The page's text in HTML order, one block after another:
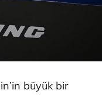
büyük bir